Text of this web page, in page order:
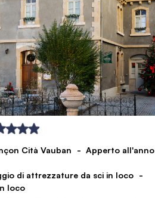
Cità Vauban
Apperto all'anno
di attrezzature da sci in loco
loco